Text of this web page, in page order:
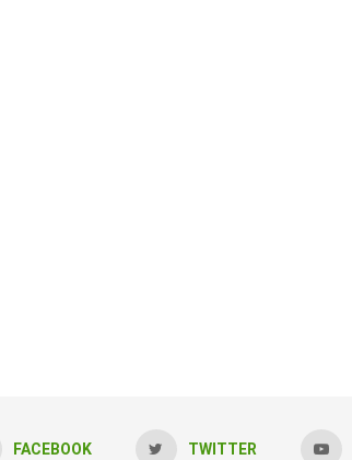
FACEBOOK TWITTER